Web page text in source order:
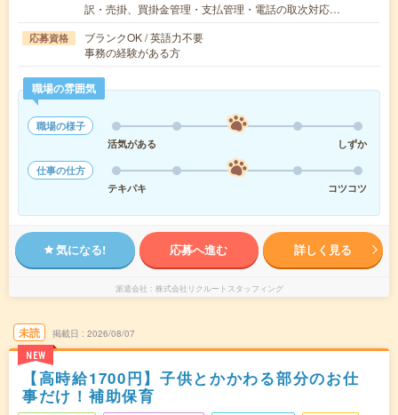
訳・売掛、買掛金管理・支払管理・電話の取次対応…
応募資格
ブランクOK / 英語力不要
事務の経験がある方
職場の雰囲気
職場の様子
活気がある
しずか
仕事の仕方
テキパキ
コツコツ
気になる! 応募へ進む 詳しく見る
派遣会社 株式会社リクルートスタッフィング
未読
NEW
掲載日 2026/08/07
【高時給1700円】子供とかかわる部分のお仕
事だけ！補助保育